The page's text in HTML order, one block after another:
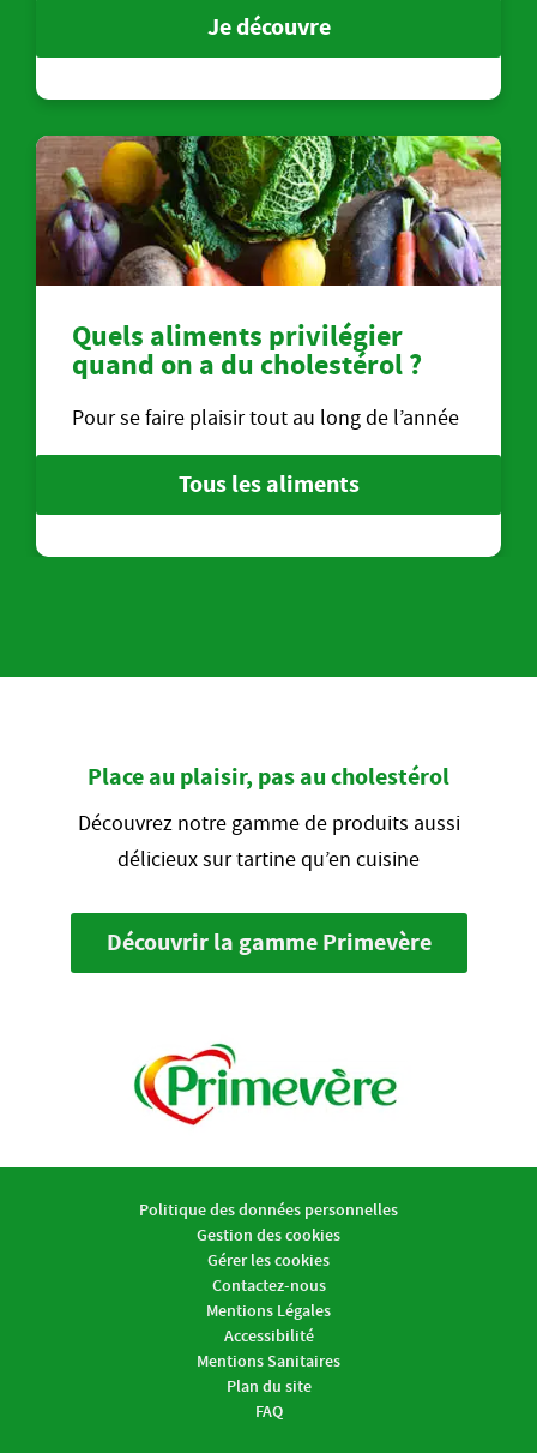
Je découvre
Quels aliments privilégier
quand on a du cholestérol ?
Pour se faire plaisir tout au long de l’année
Tous les aliments
Place au plaisir, pas au cholestérol
Découvrez notre gamme de produits aussi
délicieux sur tartine qu’en cuisine
Découvrir la gamme Primevère
Politique des données personnelles
Gestion des cookies
Gérer les cookies
Contactez-nous
Mentions Légales
Accessibilité
Mentions Sanitaires
Plan du site
FAQ